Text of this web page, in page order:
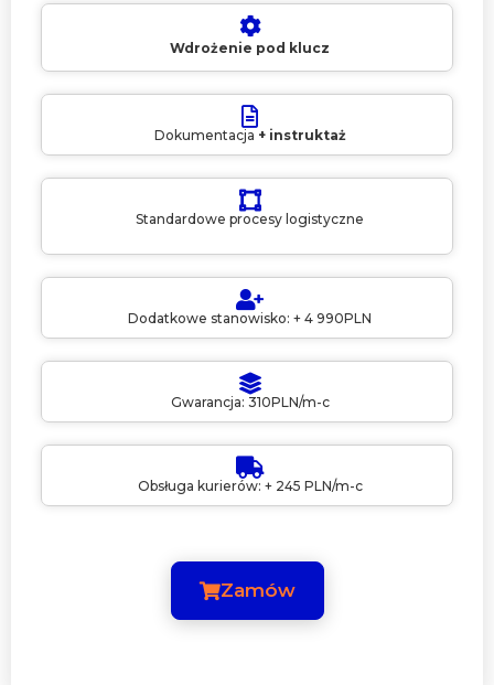
Wdrożenie pod klucz
Dokumentacja + instruktaż
Standardowe procesy logistyczne
Dodatkowe stanowisko: + 4 990PLN
Gwarancja: 310PLN/m-c
Obsługa kurierów: + 245 PLN/m-c
Zamów